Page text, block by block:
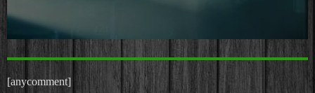
[anycomment]